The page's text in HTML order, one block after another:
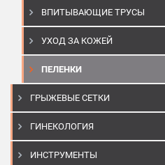
ВПИТЫВАЮЩИЕ ТРУСЫ
УХОД ЗА КОЖЕЙ
ПЕЛЕНКИ
ГРЫЖЕВЫЕ СЕТКИ
ГИНЕКОЛОГИЯ
ИНСТРУМЕНТЫ